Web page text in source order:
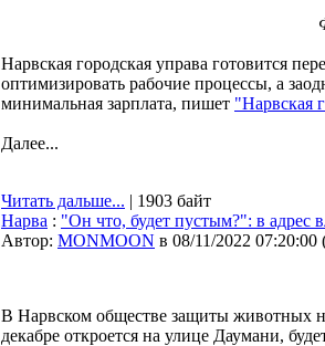
Нарвская городская управа готовится
оптимизировать рабочие процессы, а
минимальная зарплата, пишет "Нарвская
Далее...
Читать дальше... | 1903 байт
Нарва : "Он что, будет пустым?": в адрес
Автор: MONMOON в 08/11/2022 07:20:00
В Нарвском обществе защиты животных
декабре откроется на улице Даумани,